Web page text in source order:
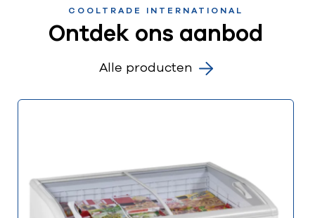
COOLTRADE INTERNATIONAL
Ontdek ons aanbod
Alle producten